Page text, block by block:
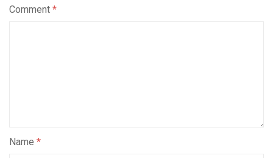
Comment *
Name *